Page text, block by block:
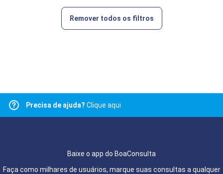
Remover todos os filtros
Precisa de ajuda? Clique aqui
Baixe o app do BoaConsulta
Faça como milhares de usuários, marque suas consultas a qualquer